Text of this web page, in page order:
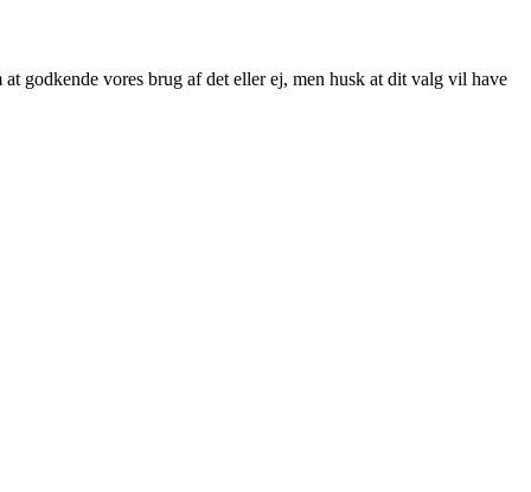
godkende vores brug af det eller ej, men husk at dit valg vil have